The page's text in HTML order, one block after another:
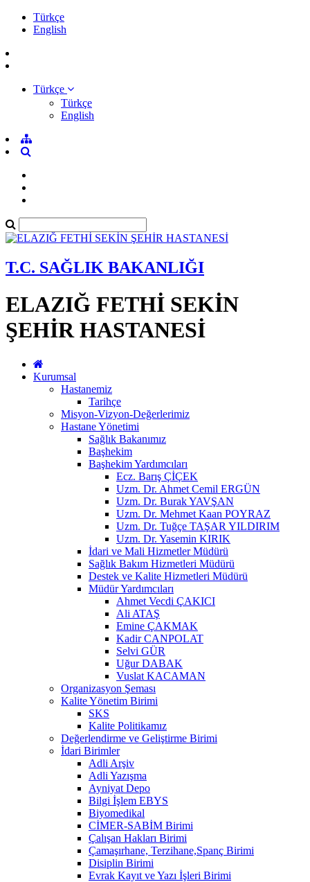
Türkçe
English
Türkçe
Türkçe
English
T.C. SAĞLIK BAKANLIĞI
ELAZIĞ FETHİ SEKİN
ŞEHİR HASTANESİ
Kurumsal
Hastanemiz
Tarihçe
Misyon-Vizyon-Değerlerimiz
Hastane Yönetimi
Sağlık Bakanımız
Başhekim
Başhekim Yardımcıları
Ecz. Barış ÇİÇEK
Uzm. Dr. Ahmet Cemil ERGÜN
Uzm. Dr. Burak YAVŞAN
Uzm. Dr. Mehmet Kaan POYRAZ
Uzm. Dr. Tuğçe TAŞAR YILDIRIM
Uzm. Dr. Yasemin KIRIK
İdari ve Mali Hizmetler Müdürü
Sağlık Bakım Hizmetleri Müdürü
Destek ve Kalite Hizmetleri Müdürü
Müdür Yardımcıları
Ahmet Vecdi ÇAKICI
Ali ATAŞ
Emine ÇAKMAK
Kadir CANPOLAT
Selvi GÜR
Uğur DABAK
Vuslat KACAMAN
Organizasyon Şeması
Kalite Yönetim Birimi
SKS
Kalite Politikamız
Değerlendirme ve Geliştirme Birimi
İdari Birimler
Adli Arşiv
Adli Yazışma
Ayniyat Depo
Bilgi İşlem EBYS
Biyomedikal
CİMER-SABİM Birimi
Çalışan Hakları Birimi
Çamaşırhane, Terzihane,Spanç Birimi
Disiplin Birimi
Evrak Kayıt ve Yazı İşleri Birimi